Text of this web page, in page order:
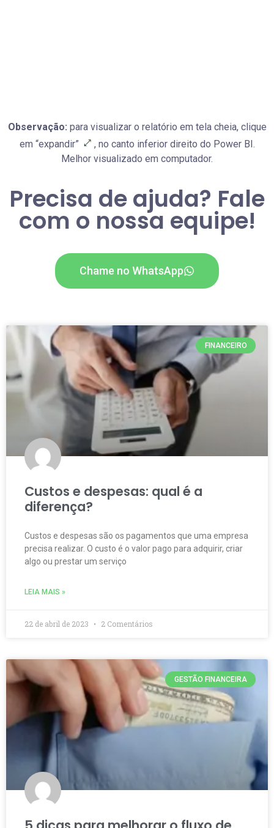
Observação: para visualizar o relatório em tela cheia, clique
em “expandir”
, no canto inferior direito do Power BI.
Melhor visualizado em computador.
Precisa de ajuda? Fale
com o nossa equipe!
Chame no WhatsApp
FINANCEIRO
Custos e despesas: qual é a
diferença?
Custos e despesas são os pagamentos que uma empresa
precisa realizar. O custo é o valor pago para adquirir, criar
algo ou prestar um serviço
LEIA MAIS »
22 de abril de 2023 2 Comentários
GESTÃO FINANCEIRA